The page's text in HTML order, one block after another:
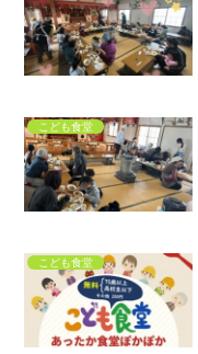
こども食堂
こども食堂